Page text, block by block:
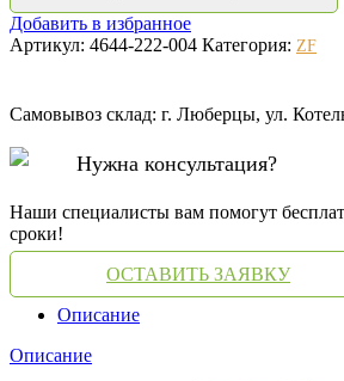
Добавить в избранное
Артикул: 4644-222-004 Категория: ZF
Самовывоз склад: г. Люберцы, ул.
Нужна консультация?
Наши специалисты вам помогут
сроки!
ОСТАВИТЬ ЗАЯВКУ
Описание
Описание